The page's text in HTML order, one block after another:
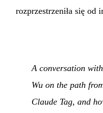
rozprzestrzeniła się od
A conversation
Wu on the path
Claude Tag, and